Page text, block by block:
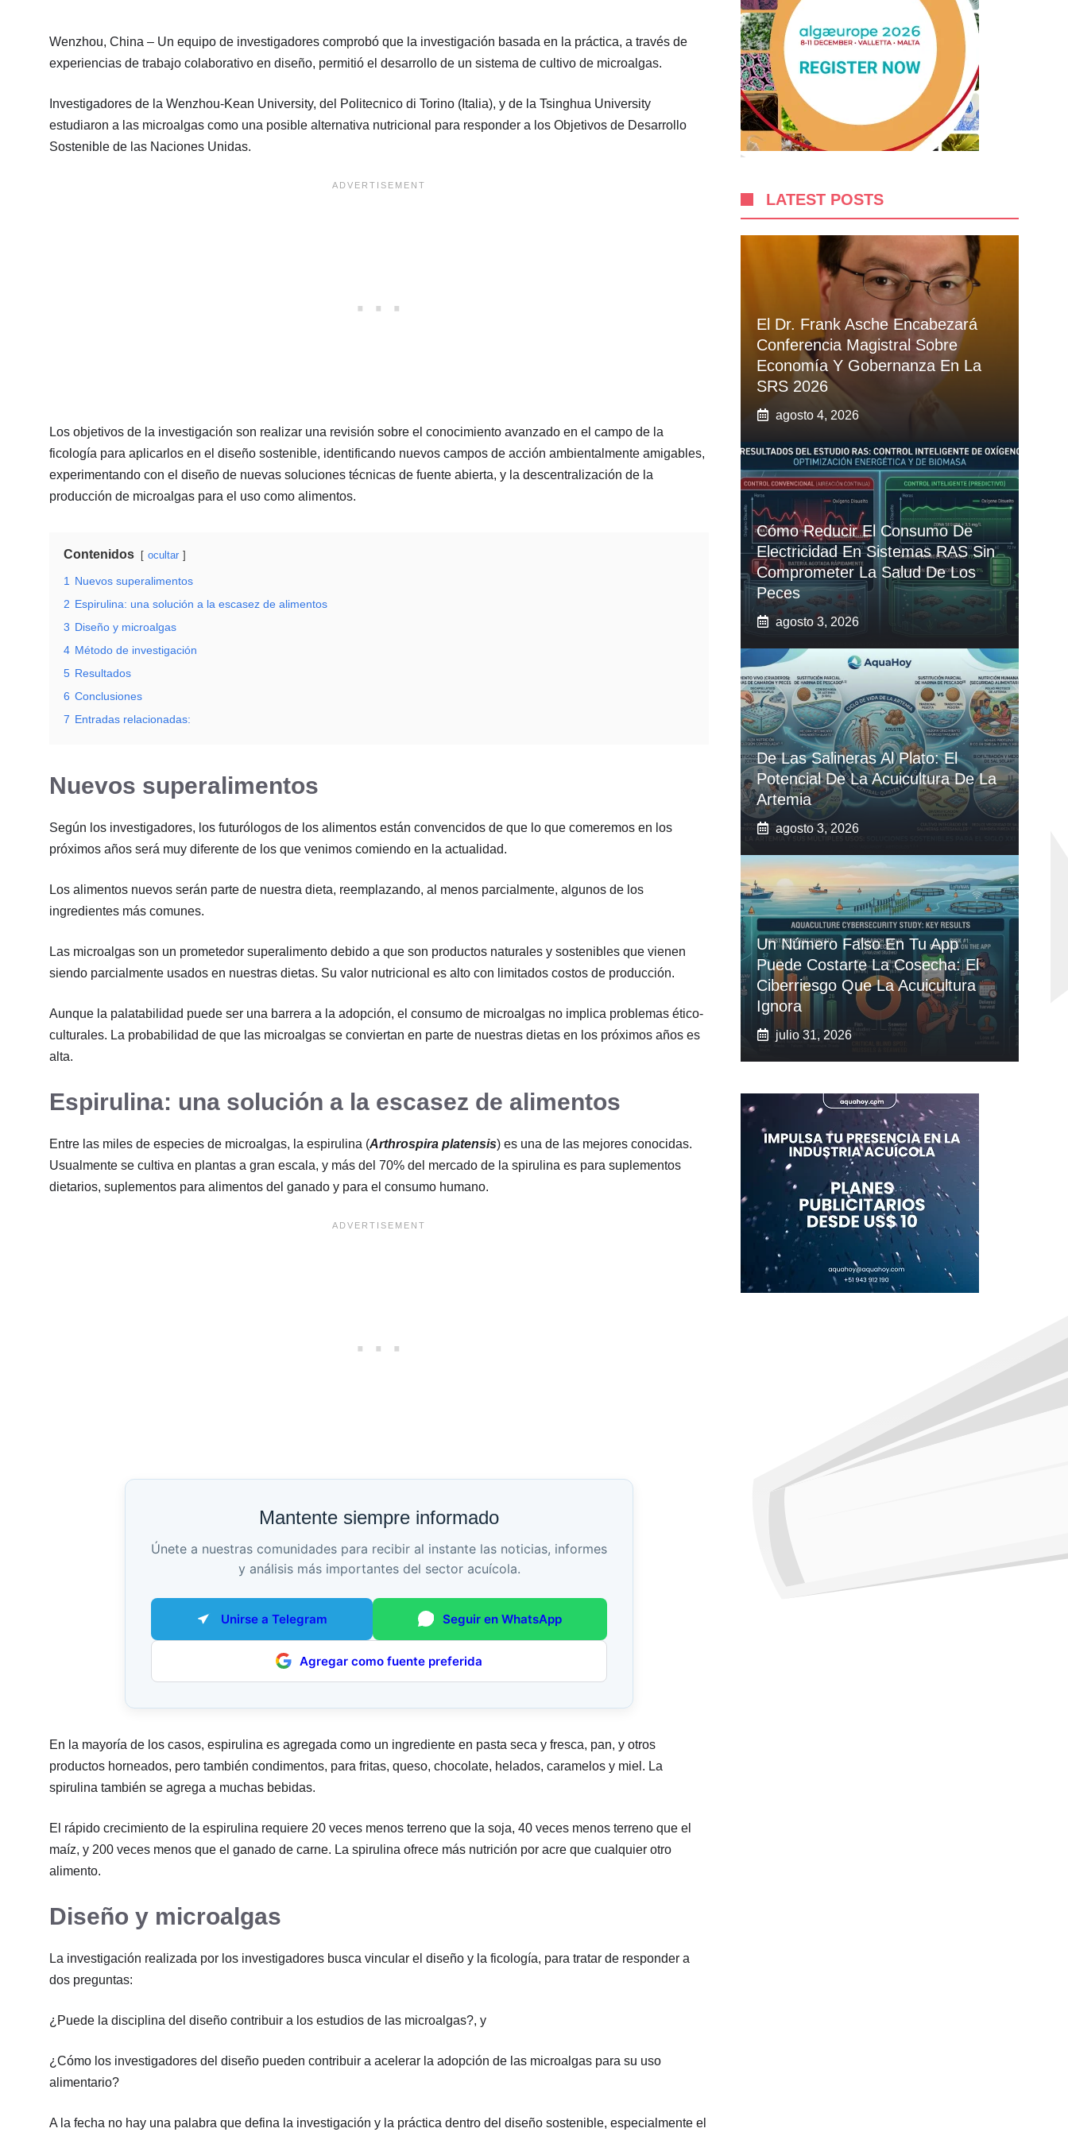
Wenzhou, China – Un equipo de investigadores comprobó que la investigación basada en la práctica, a través de
experiencias de trabajo colaborativo en diseño, permitió el desarrollo de un sistema de cultivo de microalgas.
Investigadores de la Wenzhou-Kean University, del Politecnico di Torino (Italia), y de la Tsinghua University
estudiaron a las microalgas como una posible alternativa nutricional para responder a los Objetivos de Desarrollo
Sostenible de las Naciones Unidas.
Los objetivos de la investigación son realizar una revisión sobre el conocimiento avanzado en el campo de la
ficología para aplicarlos en el diseño sostenible, identificando nuevos campos de acción ambientalmente amigables,
experimentando con el diseño de nuevas soluciones técnicas de fuente abierta, y la descentralización de la
producción de microalgas para el uso como alimentos.
Contenidos ocultar
1
Nuevos superalimentos
2 Espirulina: una solución a la escasez de alimentos
3 Diseño y microalgas
4 Método de investigación
5 Resultados
6 Conclusiones
7 Entradas relacionadas:
Nuevos superalimentos
Según los investigadores, los futurólogos de los alimentos están convencidos de que lo que comeremos en los
próximos años será muy diferente de los que venimos comiendo en la actualidad.
Los alimentos nuevos serán parte de nuestra dieta, reemplazando, al menos parcialmente, algunos de los
ingredientes más comunes.
Las microalgas son un prometedor superalimento debido a que son productos naturales y sostenibles que vienen
siendo parcialmente usados en nuestras dietas. Su valor nutricional es alto con limitados costos de producción.
Aunque la palatabilidad puede ser una barrera a la adopción, el consumo de microalgas no implica problemas ético-
culturales. La probabilidad de que las microalgas se conviertan en parte de nuestras dietas en los próximos años es
alta.
Espirulina: una solución a la escasez de alimentos
Entre las miles de especies de microalgas, la espirulina (Arthrospira platensis) es una de las mejores conocidas.
Usualmente se cultiva en plantas a gran escala, y más del 70% del mercado de la spirulina es para suplementos
dietarios, suplementos para alimentos del ganado y para el consumo humano.
Mantente siempre informado
Únete a nuestras comunidades para recibir al instante las noticias, informes
y análisis más importantes del sector acuícola.
Unirse a Telegram Seguir en WhatsApp
Agregar como fuente preferida
En la mayoría de los casos, espirulina es agregada como un ingrediente en pasta seca y fresca, pan, y otros
productos horneados, pero también condimentos, para fritas, queso, chocolate, helados, caramelos y miel. La
spirulina también se agrega a muchas bebidas.
El rápido crecimiento de la espirulina requiere 20 veces menos terreno que la soja, 40 veces menos terreno que el
maíz, y 200 veces menos que el ganado de carne. La spirulina ofrece más nutrición por acre que cualquier otro
alimento.
Diseño y microalgas
La investigación realizada por los investigadores busca vincular el diseño y la ficología, para tratar de responder a
dos preguntas:
¿Puede la disciplina del diseño contribuir a los estudios de las microalgas?, y
¿Cómo los investigadores del diseño pueden contribuir a acelerar la adopción de las microalgas para su uso
alimentario?
A la fecha no hay una palabra que defina la investigación y la práctica dentro del diseño sostenible, especialmente el
LATEST POSTS
El Dr. Frank Asche Encabezará
Conferencia Magistral Sobre
Economía Y Gobernanza En La
SRS 2026
agosto 4, 2026
Cómo Reducir El Consumo De
Electricidad En Sistemas RAS Sin
Comprometer La Salud De Los
Peces
agosto 3, 2026
De Las Salineras Al Plato: El
Potencial De La Acuicultura De La
Artemia
agosto 3, 2026
Un Número Falso En Tu App
Puede Costarte La Cosecha: El
Ciberriesgo Que La Acuicultura
Ignora
julio 31, 2026